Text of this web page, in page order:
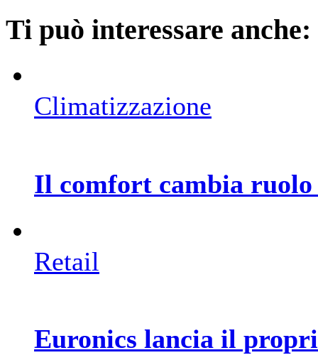
Ti può interessare anche:
Climatizzazione
Il comfort cambia ruolo
Retail
Euronics lancia il